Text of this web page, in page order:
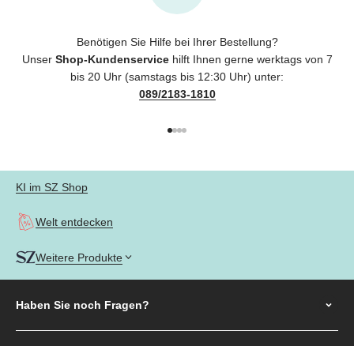
Benötigen Sie Hilfe bei Ihrer Bestellung?
Unser Shop-Kundenservicehilft Ihnen gerne werktags von 7
bis 20 Uhr (samstags bis 12:30 Uhr) unter:
089/2183-1810
KI im SZ Shop
Welt entdecken
Weitere Produkte
Haben Sie noch Fragen?